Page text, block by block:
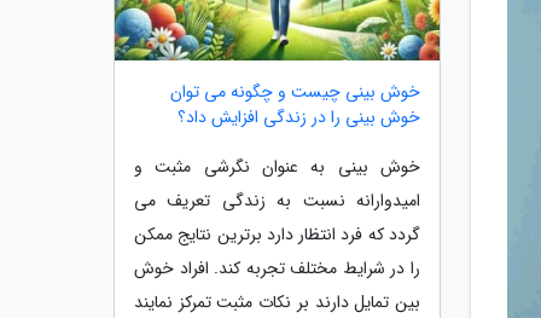
خوش بینی چیست و چگونه می توان
خوش بینی را در زندگی افزایش داد؟
خوش بینی به عنوان نگرشی مثبت و
امیدوارانه نسبت به زندگی تعریف می
گردد که فرد انتظار دارد برترین نتایج ممکن
را در شرایط مختلف تجربه کند. افراد خوش
بین تمایل دارند بر نکات مثبت تمرکز نمایند